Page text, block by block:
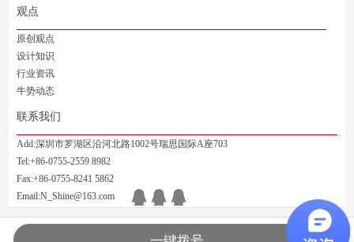
观点
原创观点
设计知识
行业资讯
牛势动态
联系我们
Add:深圳市罗湖区沿河北路1002号瑞思国际A座703
Tel:+86-0755-2559 8982
Fax:+86-0755-8241 5862
Email:N_Shine@163.com
粤ICP备10211035号 | 深圳牛势广告有限公司